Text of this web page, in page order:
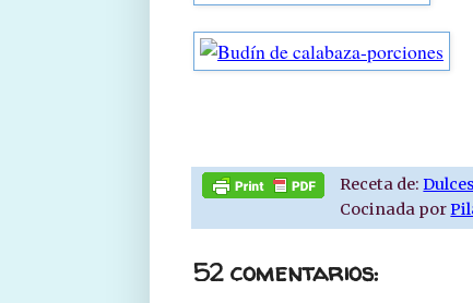
Receta de:
Cocinada por
52 comentarios: